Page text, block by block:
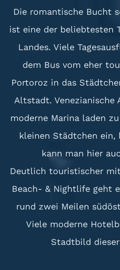
Die romantische Bucht
ist eine der beliebtesten
Landes. Viele
dem Bus vom eher
Portoroz in das
Altstadt. Venezianische
moderne Marina laden
kleinen Städtchen ein,
kann man hier
Deutlich touristischer
Beach- & Nightlife geht
rund zwei Meilen
Viele moderne
Stadtbild